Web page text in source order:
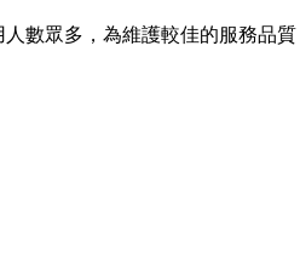
數眾多，為維護較佳的服務品